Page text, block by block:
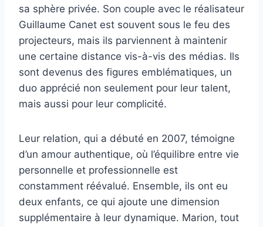
sa sphère privée. Son couple avec le réalisateur
Guillaume Canet est souvent sous le feu des
projecteurs, mais ils parviennent à maintenir
une certaine distance vis-à-vis des médias. Ils
sont devenus des figures emblématiques, un
duo apprécié non seulement pour leur talent,
mais aussi pour leur complicité.
Leur relation, qui a débuté en 2007, témoigne
d’un amour authentique, où l’équilibre entre vie
personnelle et professionnelle est
constamment réévalué. Ensemble, ils ont eu
deux enfants, ce qui ajoute une dimension
supplémentaire à leur dynamique. Marion, tout